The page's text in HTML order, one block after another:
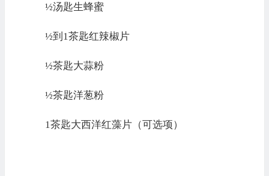
½汤匙生蜂蜜
½到 1茶匙红辣椒片
½茶匙大蒜粉
½茶匙洋葱粉
1茶匙大西洋红藻片（可选项 ）